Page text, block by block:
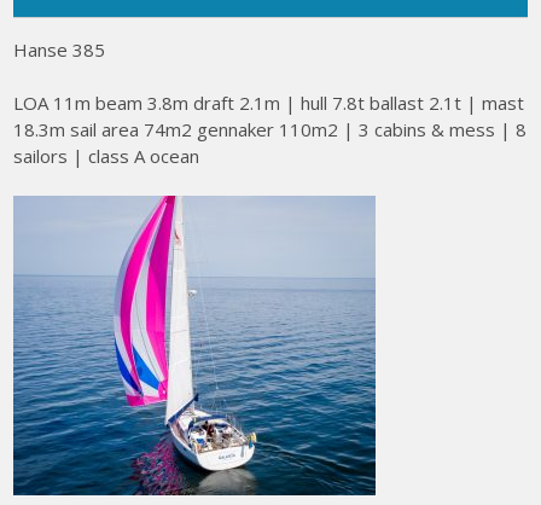
Hanse 385
LOA 11m beam 3.8m draft 2.1m | hull 7.8t ballast 2.1t | mast
18.3m sail area 74m2 gennaker 110m2 | 3 cabins & mess | 8
sailors | class A ocean